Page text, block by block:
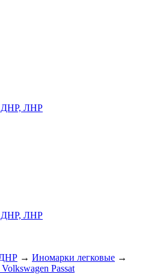
ДНР, ЛНР
ДНР, ЛНР
→ Иномарки легковые →
Passat